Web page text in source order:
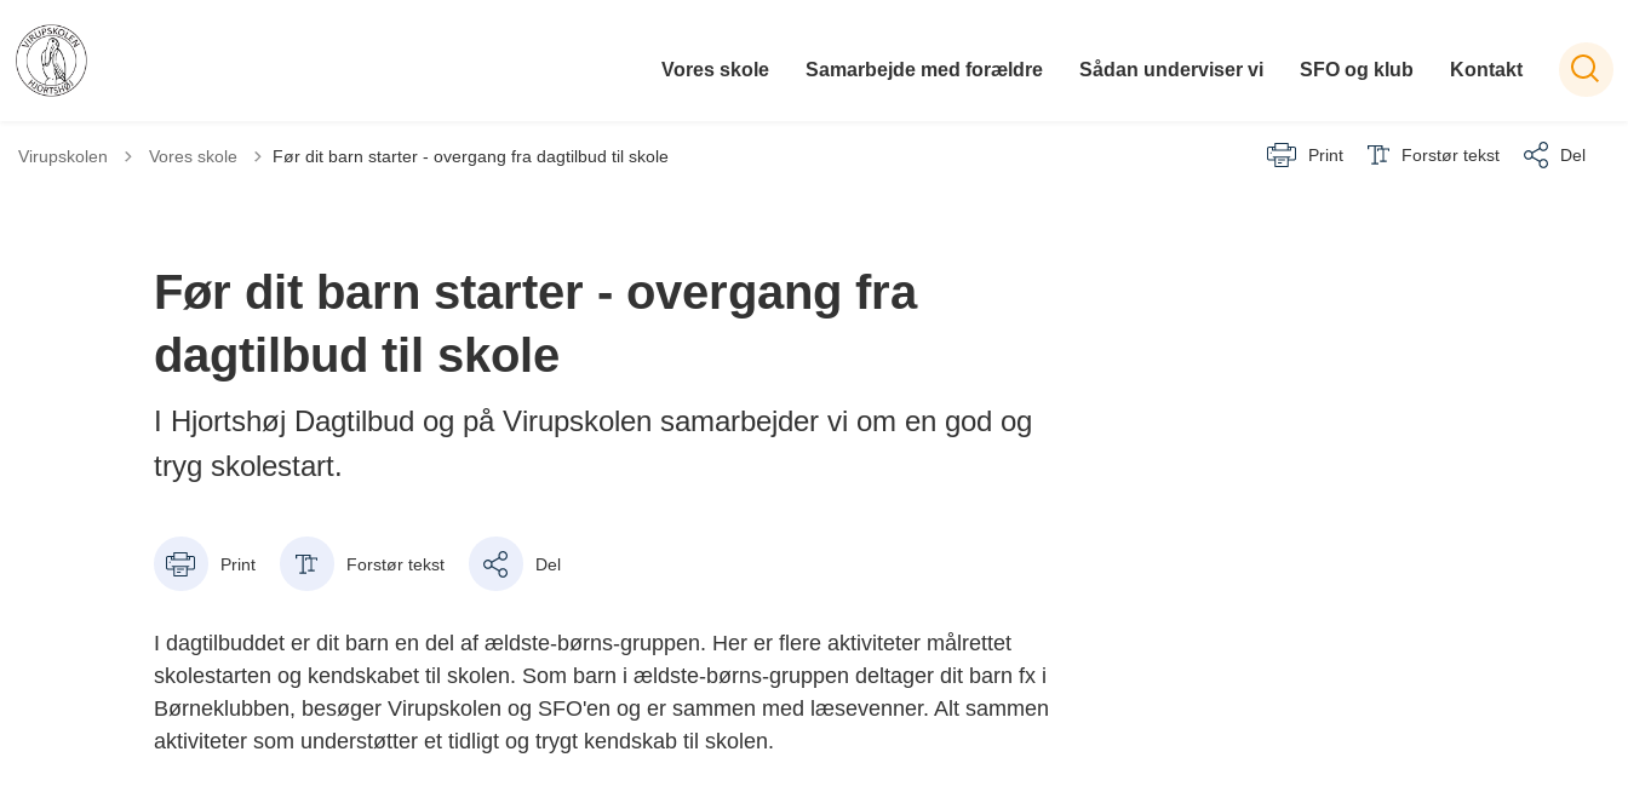
Vores skole Samarbejde med forældre Sådan underviser vi SFO og klub Kontakt
Virupskolen Tilbage til
Vores skole Før dit barn starter - overgang fra dagtilbud til skole Print Forstør tekst Del
Før dit barn starter - overgang fra
dagtilbud til skole
I Hjortshøj Dagtilbud og på Virupskolen samarbejder vi om en god og
tryg skolestart.
Print Forstør tekst Del
I dagtilbuddet er dit barn en del af ældste-børns-gruppen. Her er flere aktiviteter målrettet
skolestarten og kendskabet til skolen. Som barn i ældste-børns-gruppen deltager dit barn fx i
Børneklubben, besøger Virupskolen og SFO'en og er sammen med læsevenner. Alt sammen
aktiviteter som understøtter et tidligt og trygt kendskab til skolen.